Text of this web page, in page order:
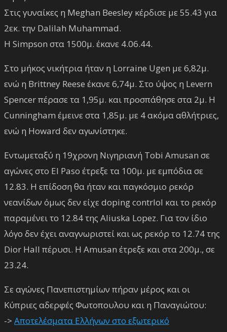
Στις γυναίκες η Meghan Beesley κέρδισε με 55.43 για
2εκ. την Dalilah Muhammad.
Η Simpson στα 1500μ. έκανε 4.06.44.
Στο μήκος νικήτρια ήταν η Lorraine Ugen με 6,82μ.
ενώ η Brittney Reese έκανε 6,74μ. Στο ύψος η Levern
Spencer πέρασε τα 1,95μ. και προσπάθησε στα 2μ. Η
Cunningham έμεινε στα 1,85μ. με 4 ακόμα αθλήτριες,
ενώ η Howard δεν αγωνίστηκε.
Εντωμεταξύ η 19χρονη Νιγηριανή Tobi Amusan σε
αγώνες στο El Paso έτρεξε τα 100μ. με εμπόδια σε
12.83. Η επίδοση θα ήταν και παγκόσμιο ρεκόρ
νεανίδων όμως δεν είχε doping contrlol και το ρεκόρ
παραμένει το 12.84 της Aliuska Lopez. Για τον ίδιο
λόγο δεν έχει αναγνωριστεί και ως ρεκόρ το 12.74 της
Dior Hall πέρυσι. Η Amusan έτρεξε και στα 200μ., σε
23.24.
Σε αγώνες Πανεπιστημίων πήραν μέρος και οι
Κύπριες αδερφές Φωτοπουλου και η Παναγιώτου:
-> Αποτελέσματα Ελλήνων στο εξωτερικό